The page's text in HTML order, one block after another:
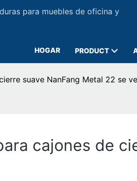
para muebles de oficina y
HOGAR PRODUCT
suave NanFang Metal 22 se
cajones de